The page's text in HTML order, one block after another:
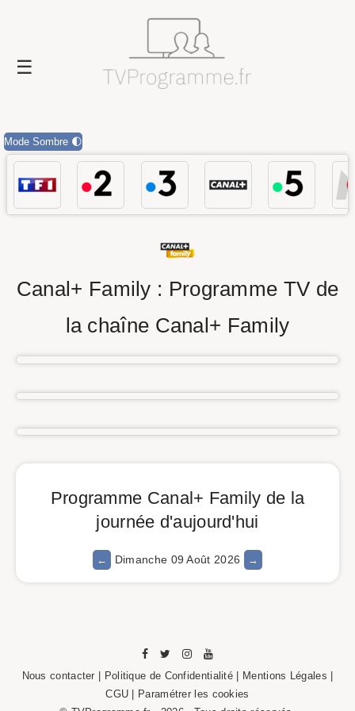
Mode Sombre 🌓
Canal+ Family : Programme TV de
la chaîne Canal+ Family
Programme Canal+ Family de la
journée d'aujourd'hui
Dimanche 09 Août 2026
Nous contacter Politique de Confidentialité Mentions Légales
CGU |
Paramétrer les cookies